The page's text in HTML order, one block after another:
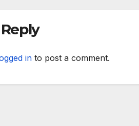
in to post a comment.